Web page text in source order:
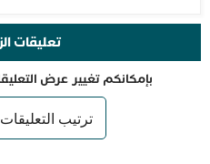
تعليقات
بإمكانكم تغيير عرض